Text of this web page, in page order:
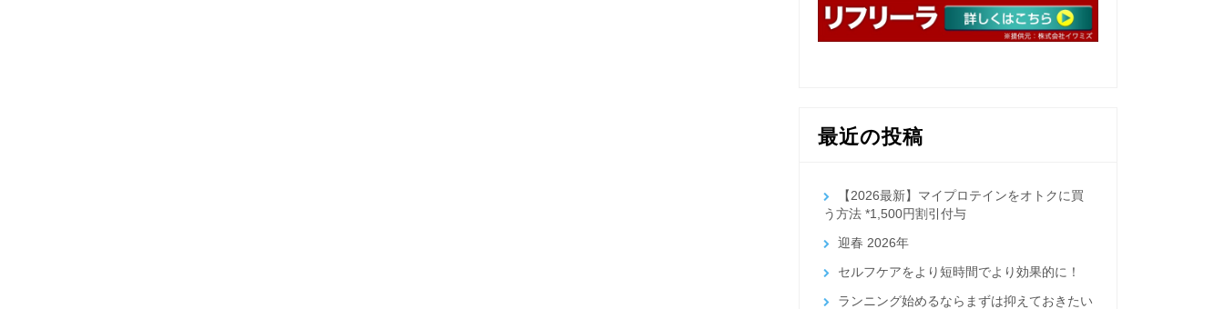
最近の投稿
【2026最新】マイプロテインをオトクに買
う方法 *1,500円割引付与
迎春 2026年
セルフケアをより短時間でより効果的に！
ランニング始めるならまずは抑えておきたい